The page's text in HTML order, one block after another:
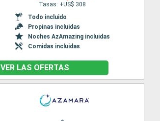
Tasas: +US$ 308
Todo incluido
Propinas incluidas
Noches AzAmazing incluidas
Comidas incluidas
VER LAS OFERTAS